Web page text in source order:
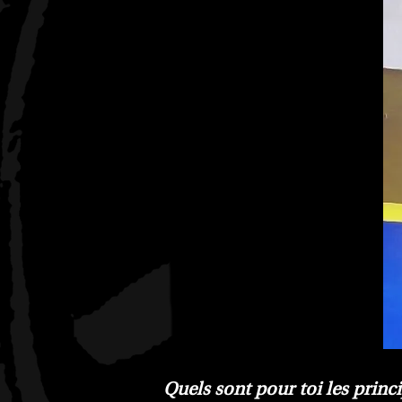
Quels sont pour toi les